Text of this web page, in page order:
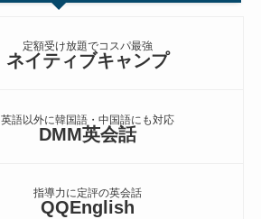
定額受け放題でコスパ最強
ネイティブキャンプ
英語以外に韓国語・中国語にも対応
DMM英会話
指導力に定評の英会話
QQEnglish